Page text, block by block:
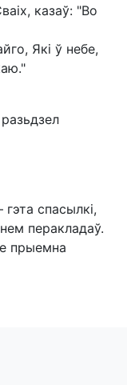
казаў: "Во
Які ў небе,
спасылкі,
перакладаў.
прыемна